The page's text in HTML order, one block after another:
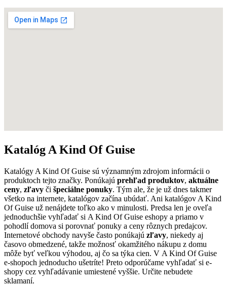
Katalóg A Kind Of Guise
Katalógy A Kind Of Guise sú významným zdrojom informácii o
produktoch tejto značky. Ponúkajú prehľad produktov, aktuálne
ceny, zľavy či špeciálne ponuky. Tým ale, že je už dnes takmer
všetko na internete, katalógov začína ubúdať. Ani katalógov A Kind
Of Guise už nenájdete toľko ako v minulosti. Predsa len je oveľa
jednoduchšie vyhľadať si A Kind Of Guise eshopy a priamo v
pohodlí domova si porovnať ponuky a ceny rôznych predajcov.
Internetové obchody navyše často ponúkajú zľavy, niekedy aj
časovo obmedzené, takže možnosť okamžitého nákupu z domu
môže byť veľkou výhodou, aj čo sa týka cien. V A Kind Of Guise
e-shopoch jednoducho ušetríte! Preto odporúčame vyhľadať si e-
shopy cez vyhľadávanie umiestené vyššie. Určite nebudete
sklamaní.